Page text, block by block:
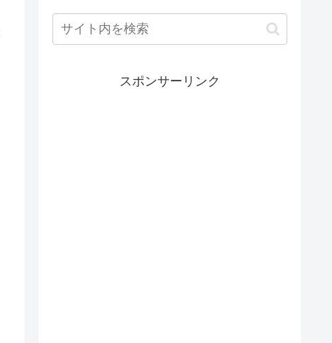
スポンサーリンク